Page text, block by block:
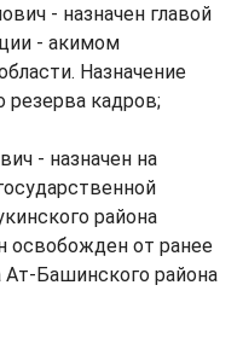
- назначен главой
- акимом
Назначение
резерва кадров;
- назначен на
района
освобожден от ранее
Башинского района